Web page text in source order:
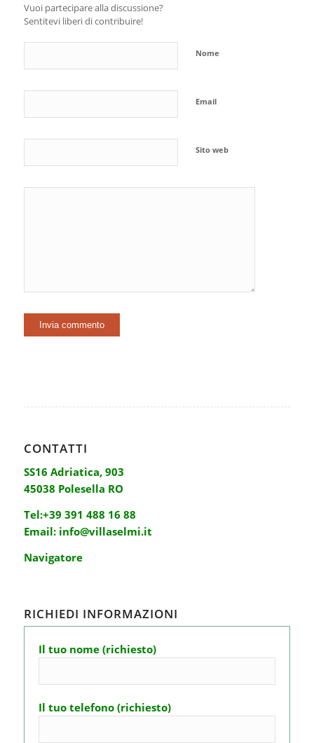
Vuoi partecipare alla discussione?
Sentitevi liberi di contribuire!
Nome
Email
Sito web
CONTATTI
SS16 Adriatica, 903
45038 Polesella RO
Tel:+39 391 488 16 88
Email: info@villaselmi.it
Navigatore
RICHIEDI INFORMAZIONI
Il tuo nome (richiesto)
Il tuo telefono (richiesto)